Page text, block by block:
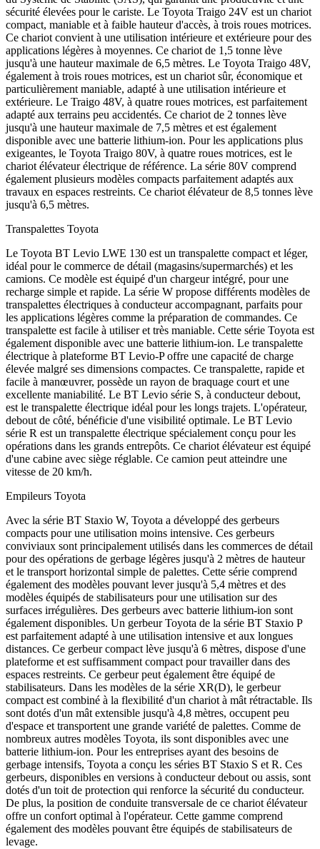
sécurité élevées pour le cariste. Le Toyota Traigo 24V est un chariot
compact, maniable et à faible hauteur d'accès, à trois roues motrices.
Ce chariot convient à une utilisation intérieure et extérieure pour des
applications légères à moyennes. Ce chariot de 1,5 tonne lève
jusqu'à une hauteur maximale de 6,5 mètres. Le Toyota Traigo 48V,
également à trois roues motrices, est un chariot sûr, économique et
particulièrement maniable, adapté à une utilisation intérieure et
extérieure. Le Traigo 48V, à quatre roues motrices, est parfaitement
adapté aux terrains peu accidentés. Ce chariot de 2 tonnes lève
jusqu'à une hauteur maximale de 7,5 mètres et est également
disponible avec une batterie lithium-ion. Pour les applications plus
exigeantes, le Toyota Traigo 80V, à quatre roues motrices, est le
chariot élévateur électrique de référence. La série 80V comprend
également plusieurs modèles compacts parfaitement adaptés aux
travaux en espaces restreints. Ce chariot élévateur de 8,5 tonnes lève
jusqu'à 6,5 mètres.
Transpalettes Toyota
Le Toyota BT Levio LWE 130 est un transpalette compact et léger,
idéal pour le commerce de détail (magasins/supermarchés) et les
camions. Ce modèle est équipé d'un chargeur intégré, pour une
recharge simple et rapide. La série W propose différents modèles de
transpalettes électriques à conducteur accompagnant, parfaits pour
les applications légères comme la préparation de commandes. Ce
transpalette est facile à utiliser et très maniable. Cette série Toyota est
également disponible avec une batterie lithium-ion. Le transpalette
électrique à plateforme BT Levio-P offre une capacité de charge
élevée malgré ses dimensions compactes. Ce transpalette, rapide et
facile à manœuvrer, possède un rayon de braquage court et une
excellente maniabilité. Le BT Levio série S, à conducteur debout,
est le transpalette électrique idéal pour les longs trajets. L'opérateur,
debout de côté, bénéficie d'une visibilité optimale. Le BT Levio
série R est un transpalette électrique spécialement conçu pour les
opérations dans les grands entrepôts. Ce chariot élévateur est équipé
d'une cabine avec siège réglable. Ce camion peut atteindre une
vitesse de 20 km/h.
Empileurs Toyota
Avec la série BT Staxio W, Toyota a développé des gerbeurs
compacts pour une utilisation moins intensive. Ces gerbeurs
conviviaux sont principalement utilisés dans les commerces de détail
pour des opérations de gerbage légères jusqu'à 2 mètres de hauteur
et le transport horizontal simple de palettes. Cette série comprend
également des modèles pouvant lever jusqu'à 5,4 mètres et des
modèles équipés de stabilisateurs pour une utilisation sur des
surfaces irrégulières. Des gerbeurs avec batterie lithium-ion sont
également disponibles. Un gerbeur Toyota de la série BT Staxio P
est parfaitement adapté à une utilisation intensive et aux longues
distances. Ce gerbeur compact lève jusqu'à 6 mètres, dispose d'une
plateforme et est suffisamment compact pour travailler dans des
espaces restreints. Ce gerbeur peut également être équipé de
stabilisateurs. Dans les modèles de la série XR(D), le gerbeur
compact est combiné à la flexibilité d'un chariot à mât rétractable. Ils
sont dotés d'un mât extensible jusqu'à 4,8 mètres, occupent peu
d'espace et transportent une grande variété de palettes. Comme de
nombreux autres modèles Toyota, ils sont disponibles avec une
batterie lithium-ion. Pour les entreprises ayant des besoins de
gerbage intensifs, Toyota a conçu les séries BT Staxio S et R. Ces
gerbeurs, disponibles en versions à conducteur debout ou assis, sont
dotés d'un toit de protection qui renforce la sécurité du conducteur.
De plus, la position de conduite transversale de ce chariot élévateur
offre un confort optimal à l'opérateur. Cette gamme comprend
également des modèles pouvant être équipés de stabilisateurs de
levage.